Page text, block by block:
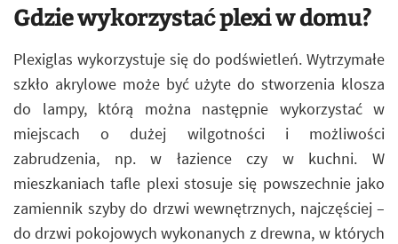
Gdzie wykorzystać plexi w domu?
Plexiglas wykorzystuje się do podświetleń. Wytrzymałe
szkło akrylowe może być użyte do stworzenia klosza
do lampy, którą można następnie wykorzystać w
miejscach o dużej wilgotności i możliwości
zabrudzenia, np. w łazience czy w kuchni. W
mieszkaniach tafle plexi stosuje się powszechnie jako
zamiennik szyby do drzwi wewnętrznych, najczęściej –
do drzwi pokojowych wykonanych z drewna, w których